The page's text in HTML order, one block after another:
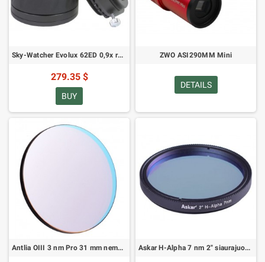
Sky-Watcher Evolux 62ED 0,9x reduktorius / korektorius
279.35 $
BUY
ZWO ASI290MM Mini
DETAILS
Antlia OIII 3 nm Pro 31 mm nemontuojamas siaurajuostis filtras Askar H-Alpha 7 nm 2" siaurajuostis filtras